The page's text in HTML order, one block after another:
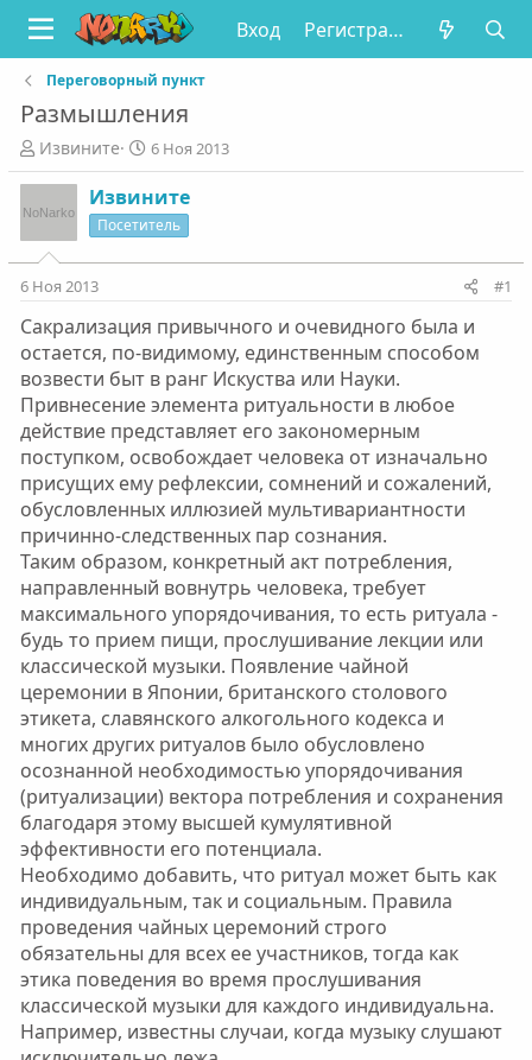
Вход Регистрация
Переговорный пункт
Размышления
А
в
т
о
р
т
е
ы
Извините
Д
а
т
а
н
а
л
а
6 Ноя 2013
Извините
Посетитель
6 Ноя 2013 #1
Сакрализация привычного и очевидного была и
остается, по-видимому, единственным способом
возвести быт в ранг Искуства или Науки.
Привнесение элемента ритуальности в любое
действие представляет его закономерным
поступком, освобождает человека от изначально
присущих ему рефлексии, сомнений и сожалений,
обусловленных иллюзией мультивариантности
причинно-следственных пар сознания.
Таким образом, конкретный акт потребления,
направленный вовнутрь человека, требует
максимального упорядочивания, то есть ритуала -
будь то прием пищи, прослушивание лекции или
классической музыки. Появление чайной
церемонии в Японии, британского столового
этикета, славянского алкогольного кодекса и
многих других ритуалов было обусловлено
осознанной необходимостью упорядочивания
(ритуализации) вектора потребления и сохранения
благодаря этому высшей кумулятивной
эффективности его потенциала.
Необходимо добавить, что ритуал может быть как
индивидуальным, так и социальным. Правила
проведения чайных церемоний строго
обязательны для всех ее участников, тогда как
этика поведения во время прослушивания
классической музыки для каждого индивидуальна.
Например, известны случаи, когда музыку слушают